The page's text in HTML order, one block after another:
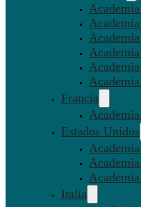
Francia
Estados Unidos
Italia